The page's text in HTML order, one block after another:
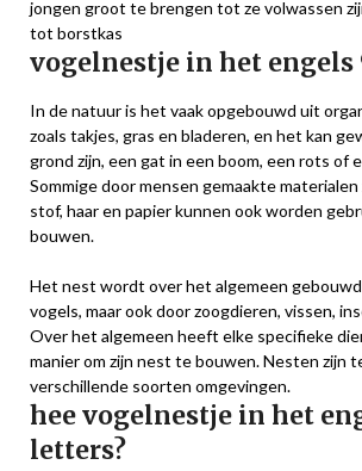
jongen groot te brengen tot ze volwassen
tot borstkas
vogelnestje in het engels
In de natuur is het vaak opgebouwd uit
zoals takjes, gras en bladeren, en het kan
grond zijn, een gat in een boom, een rots of
Sommige door mensen gemaakte materialen
stof, haar en papier kunnen ook worden
bouwen.
Het nest wordt over het algemeen
vogels, maar ook door zoogdieren, vissen,
Over het algemeen heeft elke specifieke
manier om zijn nest te bouwen. Nesten zijn
verschillende soorten omgevingen.
hee vogelnestje in het
letters?